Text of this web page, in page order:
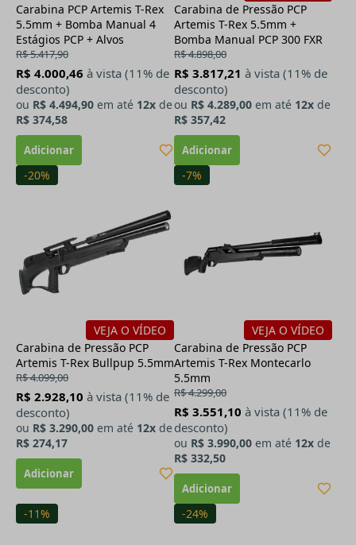
Carabina PCP Artemis T-Rex
5.5mm + Bomba Manual 4
Estágios PCP + Alvos
R$ 5.417,90
R$ 4.000,46 à vista (11% de
desconto)
ou R$ 4.494,90 em até 12x de
R$ 374,58
Carabina de Pressão PCP
Artemis T-Rex 5.5mm +
Bomba Manual PCP 300 FXR
R$ 4.898,00
R$ 3.817,21 à vista (11% de
desconto)
ou R$ 4.289,00 em até 12x de
R$ 357,42
-20%
VEJA O VÍDEO
Carabina de Pressão PCP
Artemis T-Rex Bullpup 5.5mm
R$ 4.099,00
R$ 2.928,10 à vista (11% de
desconto)
ou R$ 3.290,00 em até 12x de
R$ 274,17
-7%
VEJA O VÍDEO
Carabina de Pressão PCP
Artemis T-Rex Montecarlo
5.5mm
R$ 4.299,00
R$ 3.551,10 à vista (11% de
desconto)
ou R$ 3.990,00 em até 12x de
R$ 332,50
-11% -24%